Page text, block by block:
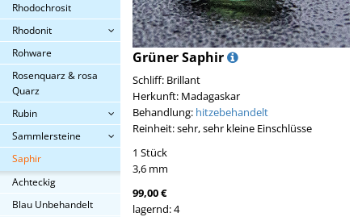
Rhodochrosit
Rhodonit
Rohware
Rosenquarz & rosa
Quarz
Rubin
Sammlersteine
Saphir
Achteckig
Blau Unbehandelt
Grüner Saphir
Schliff: Brillant
Herkunft: Madagaskar
Behandlung: hitzebehandelt
Reinheit: sehr, sehr kleine Einschlüsse
1 Stück
3,6 mm
99,00 €
lagernd: 4